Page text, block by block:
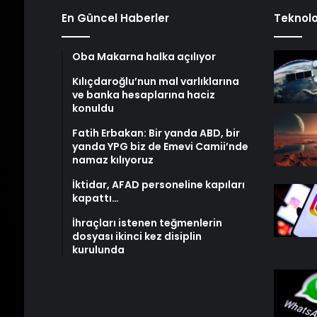
En Güncel Haberler
Oba Makarna halka açılıyor
Kılıçdaroğlu’nun mal varlıklarına
ve banka hesaplarına haciz
konuldu
Fatih Erbakan: Bir yanda ABD, bir
yanda YPG biz de Emevi Camii’nde
namaz kılıyoruz
İktidar, AFAD personeline kapıları
kapattı…
İhraçları istenen teğmenlerin
dosyası ikinci kez disiplin
kurulunda